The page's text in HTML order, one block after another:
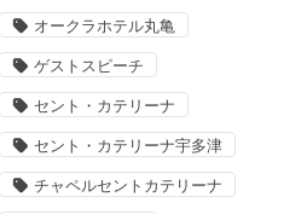
オークラホテル丸亀
ゲストスピーチ
セント・カテリーナ
セント・カテリーナ宇多津
チャペルセントカテリーナ